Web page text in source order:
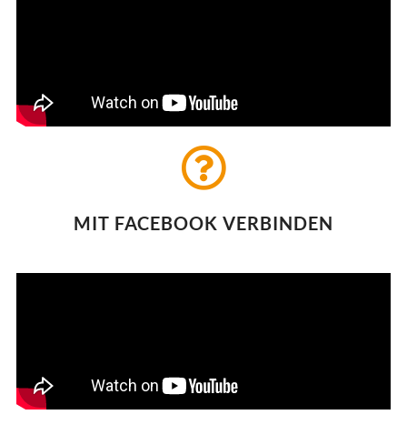
MIT FACEBOOK VERBINDEN